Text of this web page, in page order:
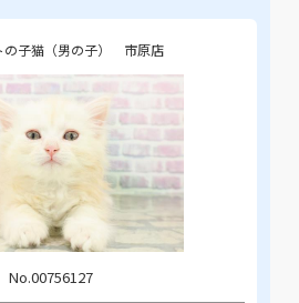
の子猫（男の子） 市原店
No.00756127